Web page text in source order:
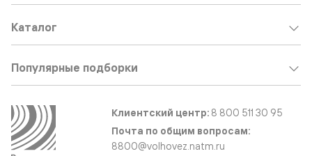
Каталог
Популярные подборки
Клиентский центр: 8 800 511 30 95
Почта по общим вопросам:
8800@volhovez.natm.ru